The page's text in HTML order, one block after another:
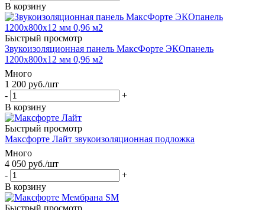
В корзину
Быстрый просмотр
Звукоизоляционная панель МаксФорте ЭКОпанель
1200х800х12 мм 0,96 м2
Много
1 200 руб./шт
-
+
В корзину
Быстрый просмотр
Максфорте Лайт звукоизоляционная подложка
Много
4 050 руб./шт
-
+
В корзину
Быстрый просмотр